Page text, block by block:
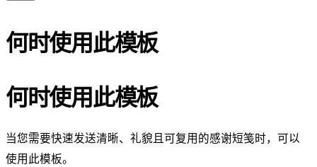
何时使用此模板
何时使用此模板
当您需要快速发送清晰、礼貌且可复用的感谢短笺时，可以
使用此模板。